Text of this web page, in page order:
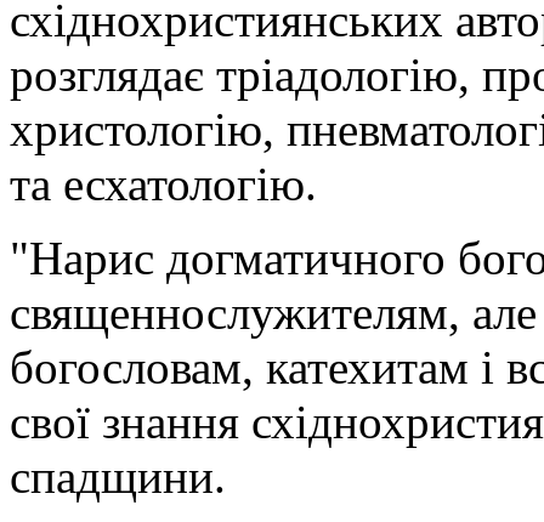
східнохристиянських
розглядає тріадологію,
христологію,
та есхатологію.
"Нарис догматичного
священнослужителям,
богословам, катехитам і
свої знання
спадщини.